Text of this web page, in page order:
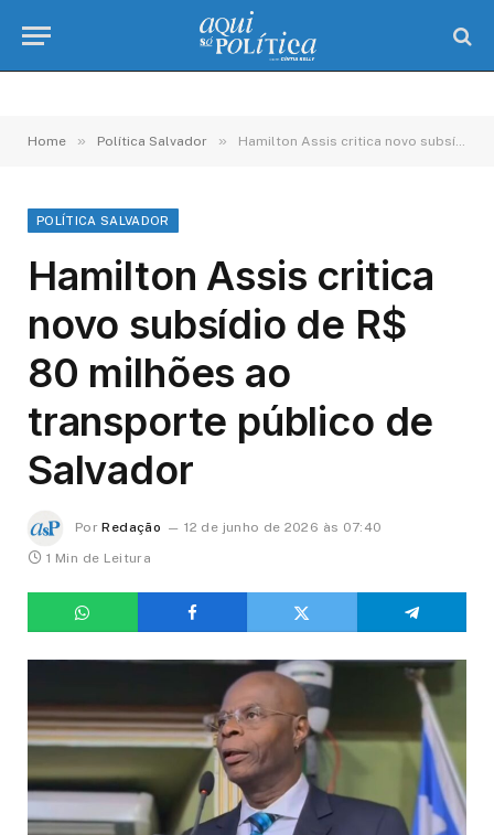
Home » Política Salvador » Hamilton Assis critica novo subsídio de R$ 80 milhões ao transporte público de Salvador
POLÍTICA SALVADOR
Hamilton Assis critica
novo subsídio de R$
80 milhões ao
transporte público de
Salvador
Por Redação
12 de junho de 2026 às 07:40
1 Min de Leitura